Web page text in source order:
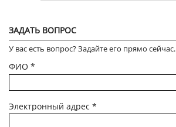
ЗАДАТЬ ВОПРОС
У вас есть вопрос? Задайте его прямо сейчас.
ФИО *
Электронный адрес *